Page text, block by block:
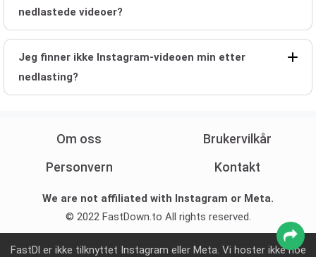
nedlastede videoer?
Jeg finner ikke Instagram-videoen min etter
nedlasting?
Om oss
Brukervilkår
Personvern
Kontakt
We are not affiliated with Instagram or Meta.
© 2022 FastDown.to All rights reserved.
FastDl er ikke tilknyttet Instagram eller Meta. Vi hoster ikke noe